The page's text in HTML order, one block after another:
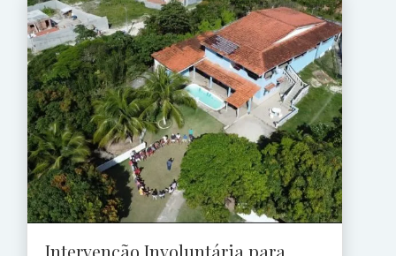
Intervenção Involuntária para